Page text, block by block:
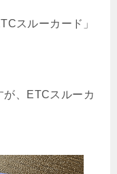
スルーカード」
、
ETCスルーカ